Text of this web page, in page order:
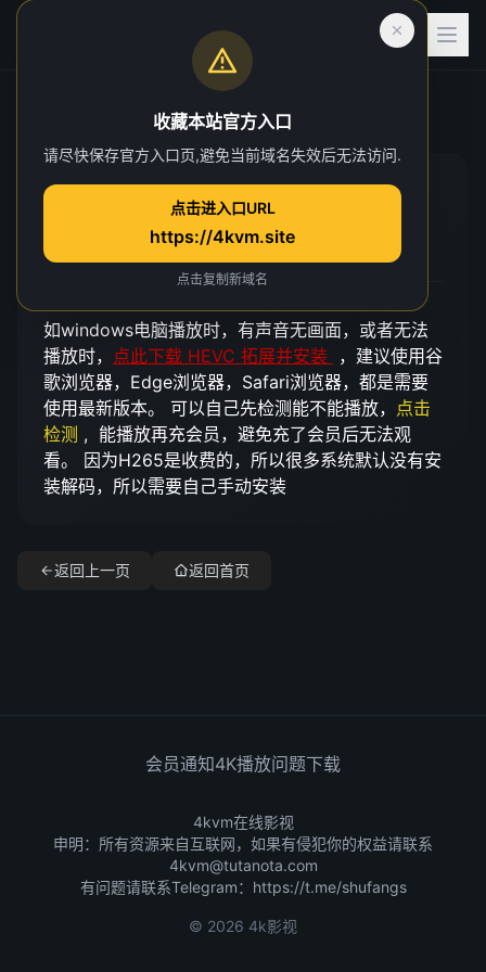
关于4K播放问题
关于4K播放问题
更新于 2026-05-10
如windows电脑播放时，有声音无画面，或者无法
播放时， 点此下载 HEVC 拓展并安装 ，建议使用谷
歌浏览器，Edge浏览器，Safari浏览器，都是需要
使用最新版本。 可以自己先检测能不能播放， 点击
检测 , 能播放再充会员，避免充了会员后无法观
看。 因为H265是收费的，所以很多系统默认没有安
装解码，所以需要自己手动安装
返回上一页 返回首页
会员通知4K播放问题下载
4kvm在线影视
申明：所有资源来自互联网，如果有侵犯你的权益请联系
4kvm@tutanota.com
有问题请联系Telegram： https://t.me/shufangs
© 2026 4k影视
收藏本站官方入口
请尽快保存官方入口页,避免当前域名失效后无法访问.
点击进入口URL
https://4kvm.site
点击复制新域名